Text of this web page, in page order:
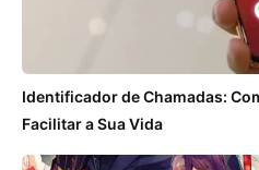
Identificador de Chamadas:
Facilitar a Sua Vida